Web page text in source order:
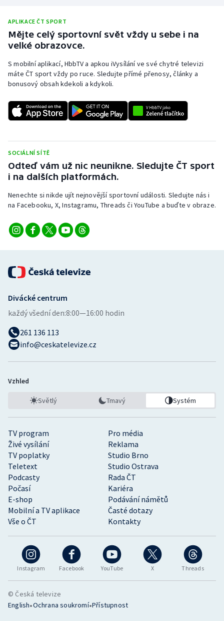
APLIKACE ČT SPORT
Mějte celý sportovní svět vždy u sebe i na
velké obrazovce.
S mobilní aplikací, HbbTV a apkou iVysílání ve své chytré televizi
máte ČT sport vždy po ruce. Sledujte přímé přenosy, články a
bonusový obsah kdekoli a kdykoli.
SOCIÁLNÍ SÍTĚ
Odteď vám už nic neunikne. Sledujte ČT sport
i na dalších platformách.
Nenechte si nikde ujít nejnovější sportovní události. Sledujte nás i
na Facebooku, X, Instagramu, Threads či YouTube a buďte v obraze.
Instagram Facebook YouTube X Threads
TV program
Pro média
Živé vysílání
Reklama
TV poplatky
Studio Brno
Teletext
Studio Ostrava
Podcasty
Rada ČT
Počasí
Kariéra
E-shop
Podávání námětů
Mobilní a TV aplikace
Časté dotazy
Vše o ČT
Kontakty
Divácké centrum
každý všední den:8:00—16:00 hodin
261 136 113
info@ceskatelevize.cz
Vzhled
Světlý Tmavý Systém
© Česká televize
English•Ochrana soukromí•Přístupnost